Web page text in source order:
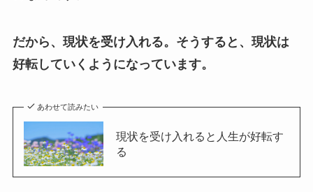
だから、現状を受け入れる。そうすると、現状は
好転していくようになっています。
あわせて読みたい
現状を受け入れると人生が好転す
る